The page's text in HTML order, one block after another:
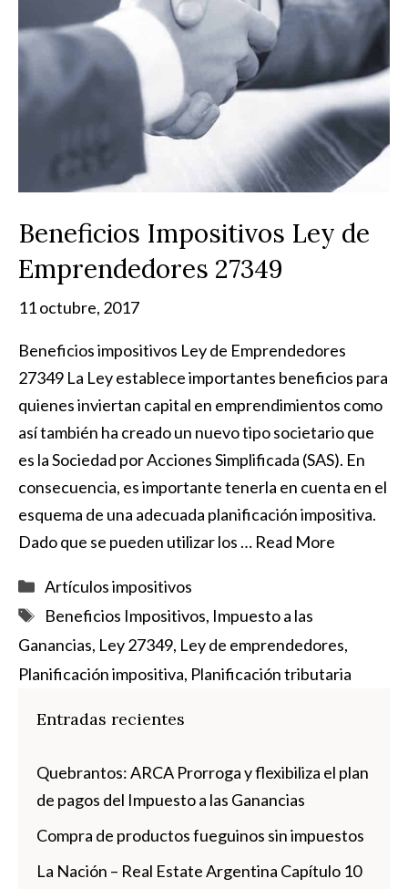
Beneficios Impositivos Ley de
Emprendedores 27349
11 octubre, 2017
Beneficios impositivos Ley de Emprendedores
27349 La Ley establece importantes beneficios para
quienes inviertan capital en emprendimientos como
así también ha creado un nuevo tipo societario que
es la Sociedad por Acciones Simplificada (SAS). En
consecuencia, es importante tenerla en cuenta en el
esquema de una adecuada planificación impositiva.
Dado que se pueden utilizar los … Read More
Categorías
Artículos impositivos
Etiquetas
Beneficios Impositivos, Impuesto a las
Ganancias, Ley 27349, Ley de emprendedores,
Planificación impositiva, Planificación tributaria
Entradas recientes
Quebrantos: ARCA Prorroga y flexibiliza el plan
de pagos del Impuesto a las Ganancias
Compra de productos fueguinos sin impuestos
La Nación – Real Estate Argentina Capítulo 10